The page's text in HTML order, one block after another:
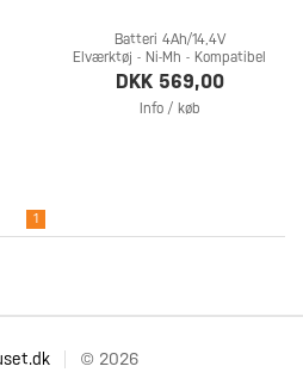
Batteri 4Ah/14,4V
Elværktøj - Ni-Mh - Kompatibel
DKK 569,00
Info / køb
1
© 2026